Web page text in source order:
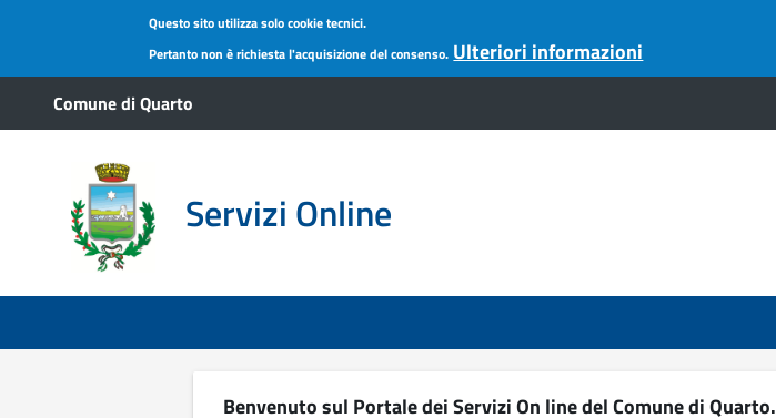
Questo sito utilizza solo cookie tecnici.
Pertanto non è richiesta l'acquisizione del consenso. Ulteriori informazioni
Salta al contenuto principale
Comune di Quarto
Servizi Online
Benvenuto sul Portale dei Servizi On line del Comune di Quarto.